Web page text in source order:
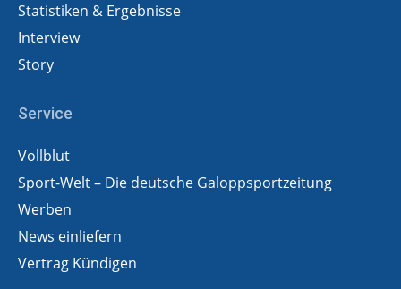
Statistiken & Ergebnisse
Interview
Story
Service
Vollblut
Sport-Welt – Die deutsche Galoppsportzeitung
Werben
News einliefern
Vertrag Kündigen